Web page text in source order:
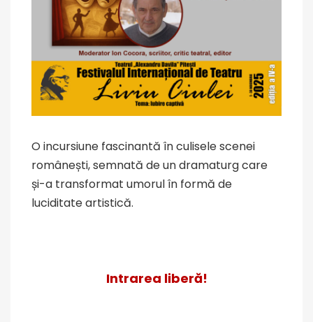
O incursiune fascinantă în culisele scenei
românești, semnată de un dramaturg care
și-a transformat umorul în formă de
luciditate artistică.
Intrarea liberă!